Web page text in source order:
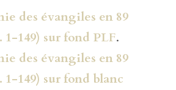
des évangiles en 89
1-149) sur fond PLF.
des évangiles en 89
1-149) sur fond blanc